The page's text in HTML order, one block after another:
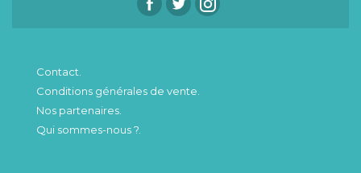
Contact.
Conditions générales de vente.
Nos partenaires.
Qui sommes-nous ?.